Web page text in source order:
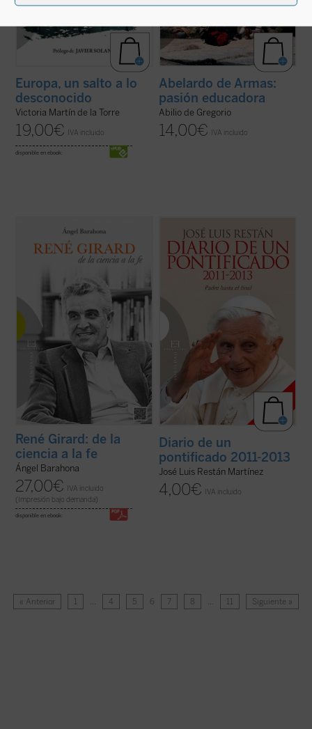
Europa, un salto a lo
desconocido
Victoria Martín de la Torre
19,00€ IVA incluido
disponible en ebook:
Abelardo de Armas:
pasión educadora
Abilio de Gregorio
14,00€ IVA incluido
¿Por qué un libro sobre René Girard? ¿En
¿Por qué la teología se siente interpelada e
incómoda por su teoría? ¿Por qué algunos
le llaman el «Darwin de la cultura», otros el
René Girard: de la
ciencia a la fe
Ángel Barahona
27,00€
IVA incluido
(Impresión bajo demanda)
disponible en ebook:
La Iglesia, dijo a los seminaristas de Roma,
es el árbol de Dios, y por eso no hay motivo
para que nos dejemos impresionar por los
truenos de dentro o de fuera. Y aunque el
vendaval arranque las ramas secas y
otras parezcan a punto de morir, el ...
Diario de un
pontificado 2011-2013
José Luis Restán Martínez
4,00€ IVA incluido
« Anterior 1 … 4 5 6 7 8 … 11 Siguiente »